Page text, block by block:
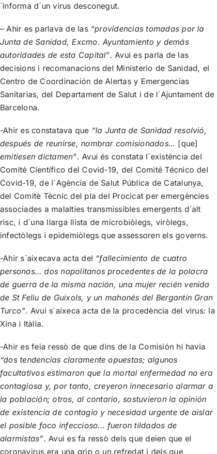
´informa d´un virus desconegut.
– Ahir es parlava de las “providencias tomadas por la
Junta de Sanidad, Excmo. Ayuntamiento y demás
autoridades de esta Capital”. Avui es parla de las
decisions i recomanacions del Ministerio de Sanidad, el
Centro de Coordinación de Alertas y Emergencias
Sanitarias, del Departament de Salut i de l´Ajuntament de
Barcelona.
-Ahir es constatava que “la Junta de Sanidad resolvió,
después de reunirse, nombrar comisionados… [que]
emitiesen dictamen”. Avui és constata l´existència del
Comité Científico del Covid-19, del Comité Técnico del
Covid-19, de l´Agència de Salut Pública de Catalunya,
del Comitè Tècnic del pla del Procicat per emergències
associades a malalties transmissibles emergents d´alt
risc, i d´una llarga llista de microbiòlegs, viròlegs,
infectòlegs i epidemiòlegs que assessoren els governs.
-Ahir s´aixecava acta del “fallecimiento de cuatro
personas… dos napolitanos procedentes de la polacra
de guerra de la misma nación, una mujer recién venida
de St Feliu de Guixols, y un mahonés del Bergantín Gran
Turco”. Avui s´aixeca acta de la procedència del virus: la
Xina i Itàlia.
-Ahir es feia ressò de que dins de la Comisión hi havia
“dos tendencias claramente opuestas; algunos
facultativos estimaron que la mortal enfermedad no era
contagiosa y, por tanto, creyeron innecesario alarmar a
la población; otros, al contario, sostuvieron la opinión
de existencia de contagio y necesidad urgente de aislar
el posible foco infeccioso… fueron tildados de
alarmistas”. Avui es fa ressò dels que deien que el
coronavirus era una grip o un refredat i dels que